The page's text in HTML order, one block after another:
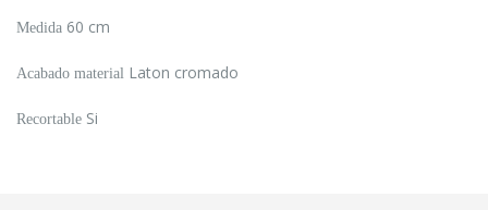
Medida 60 cm
Acabado material Laton cromado
Recortable Si